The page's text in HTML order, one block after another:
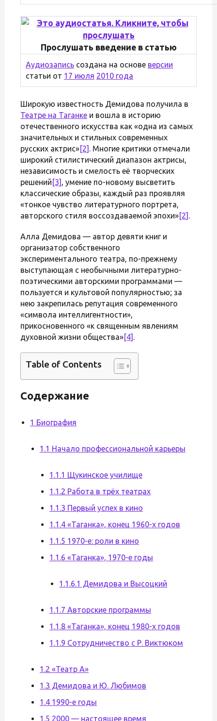
Прослушать введение в статью
Аудиозапись создана на основе версии
статьи от 17 июля 2010 года
Широкую известность Демидова получила в
Театре на Таганке и вошла в историю
отечественного искусства как «одна из самых
значительных и стильных современных
русских актрис»[2] . Многие критики отмечали
широкий стилистический диапазон актрисы,
независимость и смелость её творческих
решений [3] , умение по-новому высветить
классические образы, каждый раз проявляя
«тонкое чувство литературного портрета,
авторского стиля воссоздаваемой эпохи»[2] .
Алла Демидова — автор девяти книг и
организатор собственного
экспериментального театра, по-прежнему
выступающая с необычными литературно-
поэтическими авторскими программами —
пользуется и культовой популярностью; за
нею закрепилась репутация современного
«символа интеллигентности»,
прикосновенного «к священным явлениям
духовной жизни общества»[4] .
Table of Contents
Содержание
1 Биография
1.1 Начало профессиональной карьеры
1.1.1 Щукинское училище
1.1.2 Работа в трёх театрах
1.1.3 Первый успех в кино
1.1.4 «Таганка», конец 1960-х годов
1.1.5 1970-е: роли в кино
1.1.6 «Таганка», 1970-е годы
1.1.6.1 Демидова и Высоцкий
1.1.7 Авторские программы
1.1.8 «Таганка», конец 1980-х годов
1.1.9 Сотрудничество с Р. Виктюком
1.2 «Театр А»
1.3 Демидова и Ю. Любимов
1.4 1990-е годы
1.5 2000 — настоящее время